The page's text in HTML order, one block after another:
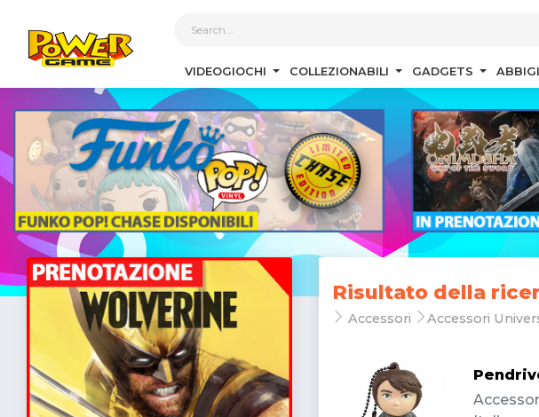
VIDEOGIOCHI COLLEZIONABILI GADGETS
Risultato della
Accessori Accessori